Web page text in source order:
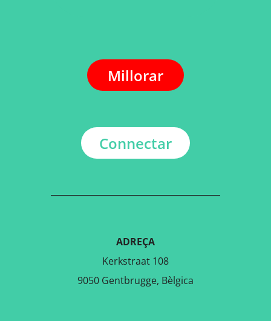
Millorar
Connectar
ADREÇA
Kerkstraat 108
9050 Gentbrugge, Bèlgica